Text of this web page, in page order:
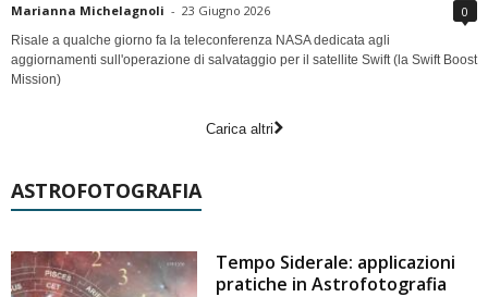
Marianna Michelagnoli - 23 Giugno 2026 0
Risale a qualche giorno fa la teleconferenza NASA dedicata agli
aggiornamenti sull'operazione di salvataggio per il satellite Swift (la Swift Boost
Mission)
Carica altri
ASTROFOTOGRAFIA
Tempo Siderale: applicazioni
pratiche in Astrofotografia